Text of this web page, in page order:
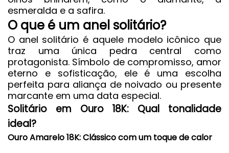
esmeralda e a safira.
O que é um anel solitário?
O anel solitário é aquele modelo icônico que
traz uma única pedra central como
protagonista. Símbolo de compromisso, amor
eterno e sofisticação, ele é uma escolha
perfeita para aliança de noivado ou presente
marcante em uma data especial.
Solitário em Ouro 18K: Qual tonalidade
ideal?
Ouro Amarelo 18K: Clássico com um toque de calor